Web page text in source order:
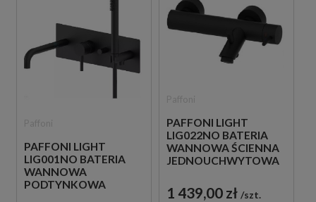
PAFFONI LIGHT
LIG001NO BATERIA
WANNOWA
PODTYNKOWA
PAFFONI LIGHT
LIG022NO BATERIA
WANNOWA ŚCIENNA
JEDNOUCHWYTOWA
1 439,00 zł szt.